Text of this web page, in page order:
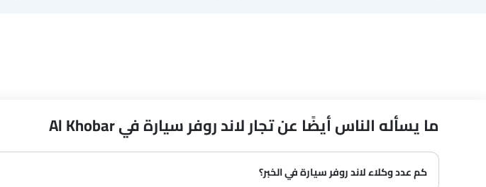
ما يسأله الناس أيضًا عن تجار لاند روفر سيارة في Al Khobar
كم عدد وكلاء لاند روفر سيارة في الخبر؟